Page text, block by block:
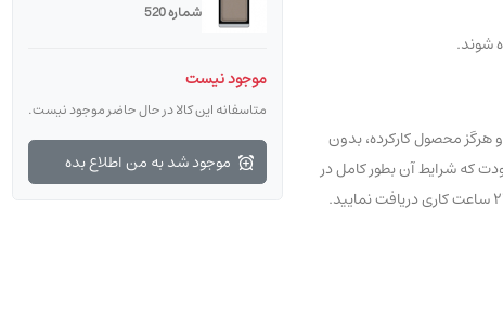
شوند.
هرگز محصول کارکرده، بدون
نشده و نخواهد شد. اگر به تازگی با ما آشنا شده‌اید نگران نباشید، شما می‌توانید از 7 روز مهلت عودت که شرایط آن بطور کامل در
شماره 520
موجود نیست
متاسفانه این کالا در حال حاضر موجود نیست.
موجود شد به من اطلاع بده